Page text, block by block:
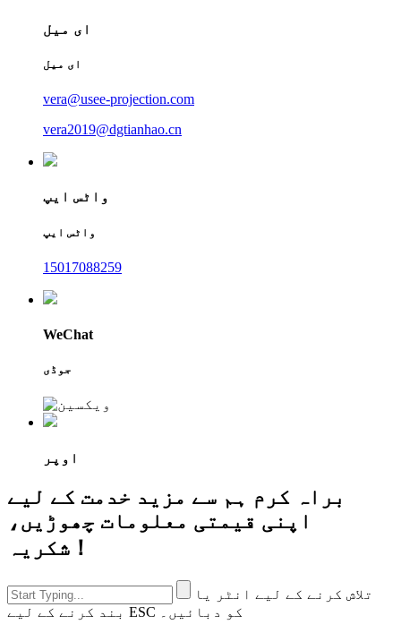
ای میل
ای میل
vera@usee-projection.com
vera2019@dgtianhao.cn
واٹس ایپ
واٹس ایپ
15017088259
WeChat
جوڈی
اوپر
براہ کرم ہم سے مزید خدمت کے لیے
اپنی قیمتی معلومات چھوڑیں،
شکریہ！
تلاش کرنے کے لیے انٹر یا
بند کرنے کے لیے ESC کو دبائیں۔